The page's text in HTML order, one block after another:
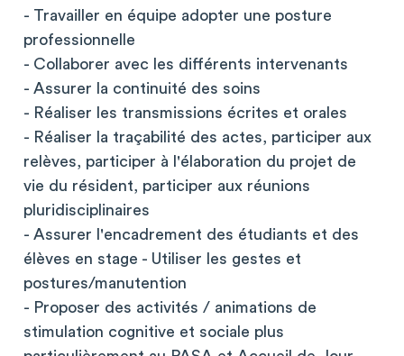
- Travailler en équipe adopter une posture
professionnelle
- Collaborer avec les différents intervenants
- Assurer la continuité des soins
- Réaliser les transmissions écrites et orales
- Réaliser la traçabilité des actes, participer aux
relèves, participer à l'élaboration du projet de
vie du résident, participer aux réunions
pluridisciplinaires
- Assurer l'encadrement des étudiants et des
élèves en stage - Utiliser les gestes et
postures/manutention
- Proposer des activités / animations de
stimulation cognitive et sociale plus